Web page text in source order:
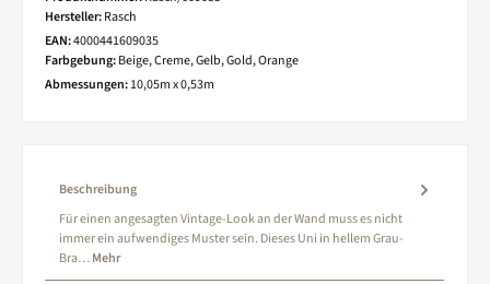
Hersteller:Rasch
EAN:4000441609035
Farbgebung:Beige, Creme, Gelb, Gold, Orange
Abmessungen:10,05m x 0,53m
Beschreibung
Für einen angesagten Vintage-Look an der Wand muss es nicht
immer ein aufwendiges Muster sein. Dieses Uni in hellem Grau-
Bra…Mehr